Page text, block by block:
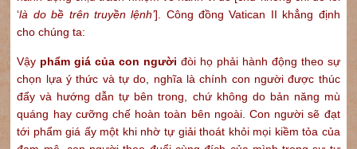
‘là do bề trên truyền lệnh’]. Công đồng Vatican II khẳng định
cho chúng ta:
Vậy phẩm giá của con người đòi họ phải hành động theo sự
chọn lựa ý thức và tự do, nghĩa là chính con người được thúc
đẩy và hướng dẫn tự bên trong, chứ không do bản năng mù
quáng hay cưỡng chế hoàn toàn bên ngoài. Con người sẽ đạt
tới phẩm giá ấy một khi nhờ tự giải thoát khỏi mọi kiềm tỏa của